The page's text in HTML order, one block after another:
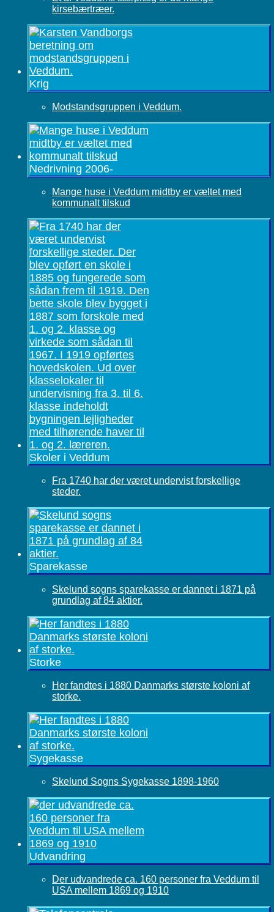
kirsebærtræer.
Krig
Modstandsgruppen i Veddum.
Nedrivning 2006-
Mange huse i Veddum midtby er væltet med
kommunalt tilskud
Skoler i Veddum
Fra 1740 har der været undervist forskellige
steder.
Sparekasse
Skelund sogns sparekasse er dannet i 1871 på
grundlag af 84 aktier.
Storke
Her fandtes i 1880 Danmarks største koloni af
storke.
Sygekasse
Skelund Sogns Sygekasse 1898-1960
Udvandring
Der udvandrede ca. 160 personer fra Veddum til
USA mellem 1869 og 1910